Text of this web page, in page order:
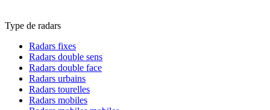
Type de radars
Radars fixes
Radars double sens
Radars double face
Radars urbains
Radars tourelles
Radars mobiles